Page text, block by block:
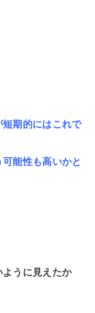
期的にはこれで
能性も高いかと
ように見えたか